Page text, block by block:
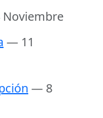
— 11
— 8